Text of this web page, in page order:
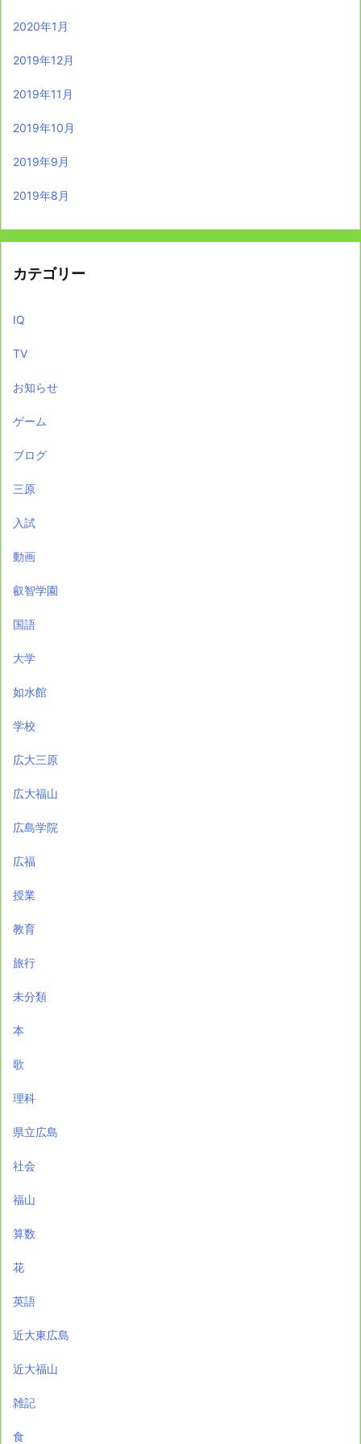
2020年1月
2019年12月
2019年11月
2019年10月
2019年9月
2019年8月
カテゴリー
IQ
TV
お知らせ
ゲーム
ブログ
三原
入試
動画
叡智学園
国語
大学
如水館
学校
広大三原
広大福山
広島学院
広福
授業
教育
旅行
未分類
本
歌
理科
県立広島
社会
福山
算数
花
英語
近大東広島
近大福山
雑記
食